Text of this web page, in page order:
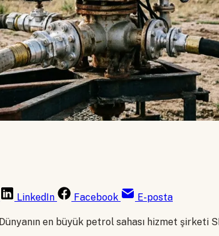
LinkedIn Facebook E-posta
Dünyanın en büyük petrol sahası hizmet şirketi